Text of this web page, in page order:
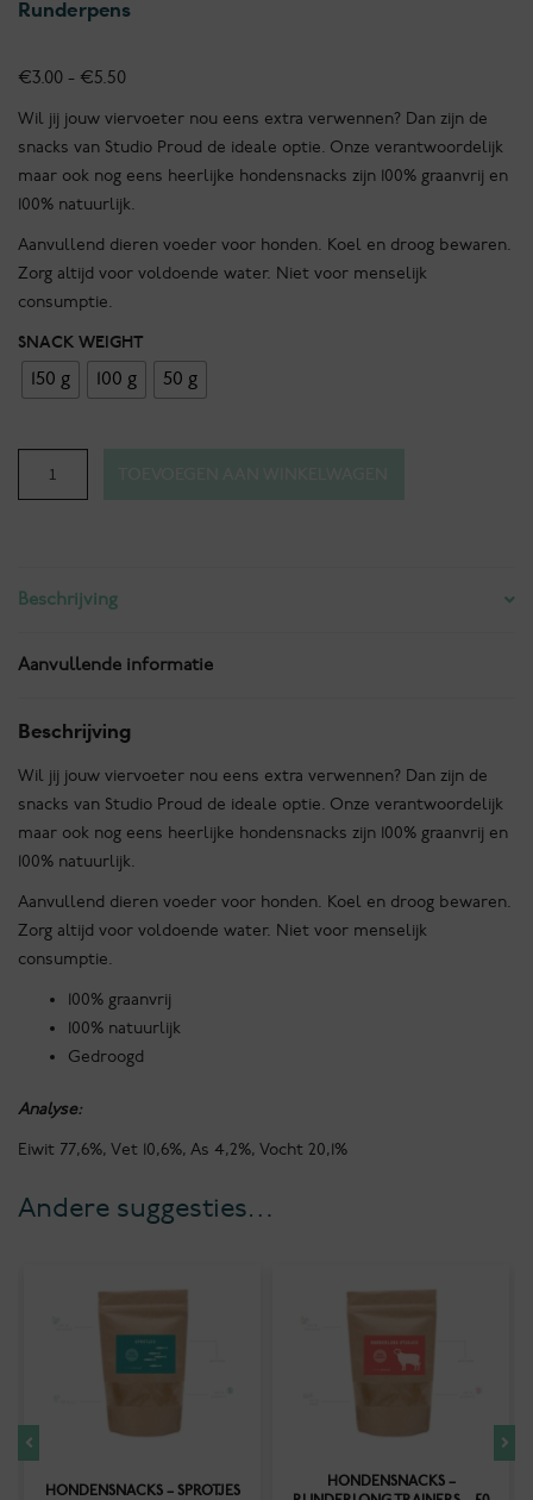
Runderpens
€3.00 - €5.50Prijsklasse:
Wil jij jouw viervoeter nou eens extra verwennen? Dan zijn de
snacks van Studio Proud de ideale optie. Onze verantwoordelijk
maar ook nog eens heerlijke hondensnacks zijn 100% graanvrij en
100% natuurlijk.
Aanvullend dieren voeder voor honden. Koel en droog bewaren.
Zorg altijd voor voldoende water. Niet voor menselijk
consumptie.
SNACK WEIGHT
150 g 100 g 50 g
Beschrijving
Aanvullende informatie
Beschrijving
Wil jij jouw viervoeter nou eens extra verwennen? Dan zijn de
snacks van Studio Proud de ideale optie. Onze verantwoordelijk
maar ook nog eens heerlijke hondensnacks zijn 100% graanvrij en
100% natuurlijk.
Aanvullend dieren voeder voor honden. Koel en droog bewaren.
Zorg altijd voor voldoende water. Niet voor menselijk
consumptie.
100% graanvrij
100% natuurlijk
Gedroogd
Analyse:
Eiwit 77,6%, Vet 10,6%, As 4,2%, Vocht 20,1%
Andere suggesties…
HONDENSNACKS – SPROTJES
HONDENSNACKS –